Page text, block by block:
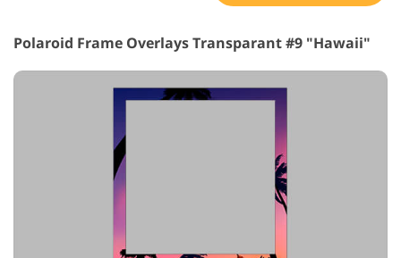
Polaroid Frame Overlays Transparant #9 "Hawaii"